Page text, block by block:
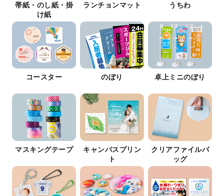
帯紙・のし紙・掛
け紙
ランチョンマット うちわ
コースター のぼり 卓上ミニのぼり
マスキングテープ
キャンバスプリン
ト
クリアファイルバ
ッグ